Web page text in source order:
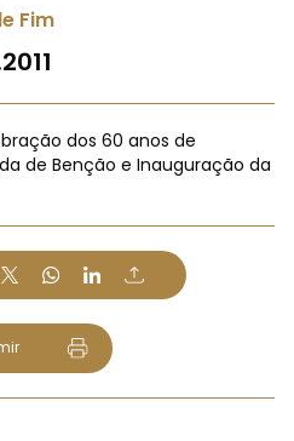
Fim
dos 60 anos de
de Benção e Inauguração da